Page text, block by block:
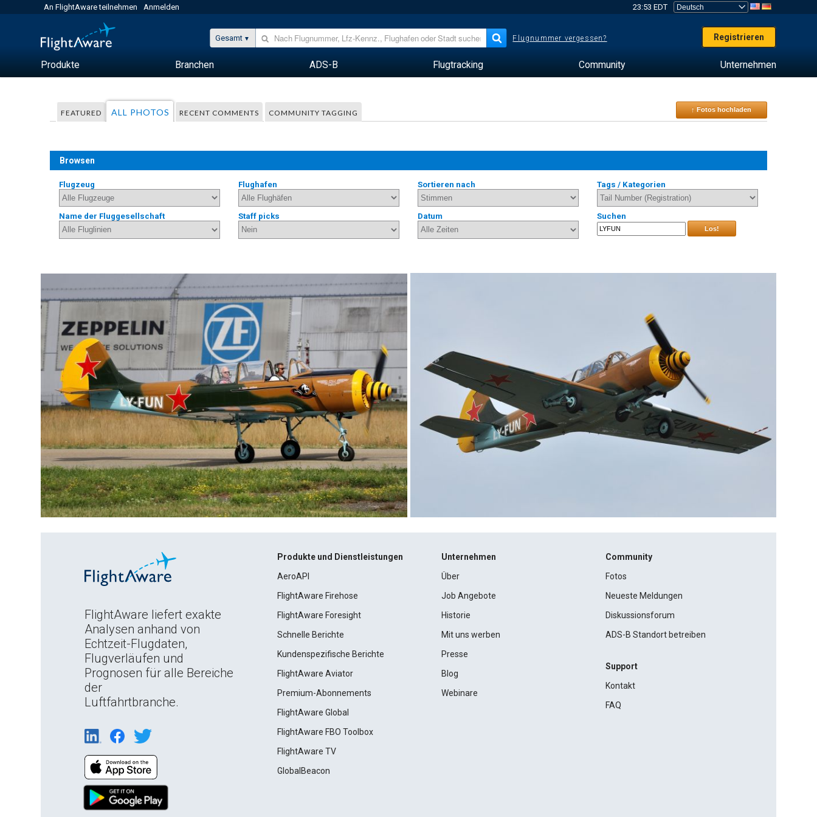
An FlightAware teilnehmen Anmelden 23:53 EDT
Gesamt Flugnummer vergessen? Registrieren
Produkte Branchen ADS-B Flugtracking Community Unternehmen
FEATURED ALL PHOTOS RECENT COMMENTS COMMUNITY TAGGING ↑ Fotos hochladen
Browsen
Flugzeug Flughafen Sortieren nach Tags / Kategorien
Name der Fluggesellschaft Staff picks Datum Suchen
Los!
FlightAware liefert exakte
Analysen anhand von
Echtzeit-Flugdaten,
Flugverläufen und
Prognosen für alle Bereiche
der
Luftfahrtbranche.
Produkte und Dienstleistungen
AeroAPI
FlightAware Firehose
FlightAware Foresight
Schnelle Berichte
Kundenspezifische Berichte
FlightAware Aviator
Premium-Abonnements
FlightAware Global
FlightAware FBO Toolbox
FlightAware TV
GlobalBeacon
Unternehmen
Über
Job Angebote
Historie
Mit uns werben
Presse
Blog
Webinare
Community
Fotos
Neueste Meldungen
Diskussionsforum
ADS-B Standort betreiben
Support
Kontakt
FAQ